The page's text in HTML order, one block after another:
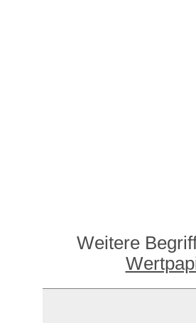
Weitere